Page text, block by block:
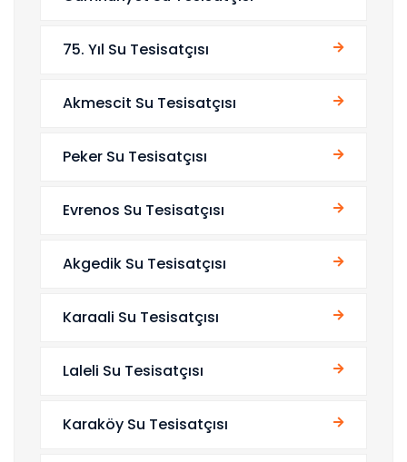
75. Yıl Su Tesisatçısı
Akmescit Su Tesisatçısı
Peker Su Tesisatçısı
Evrenos Su Tesisatçısı
Akgedik Su Tesisatçısı
Karaali Su Tesisatçısı
Laleli Su Tesisatçısı
Karaköy Su Tesisatçısı